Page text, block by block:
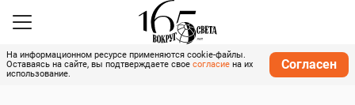
На информационном ресурсе применяются cookie-файлы.
Оставаясь на сайте, вы подтверждаете свое согласие на их
использование.
Согласен